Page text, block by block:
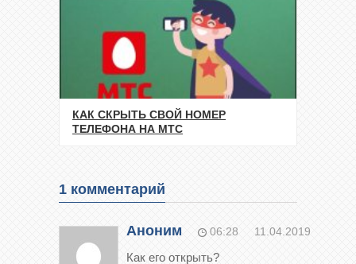
КАК СКРЫТЬ СВОЙ НОМЕР
ТЕЛЕФОНА НА МТС
1 комментарий
Аноним 06:28 11.04.2019
Как его открыть?